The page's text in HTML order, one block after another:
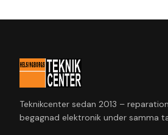
Teknikcenter sedan 2013 –
begagnad elektronik under samma